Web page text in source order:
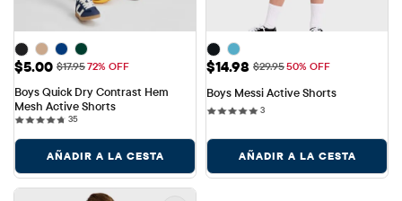
Precio de venta: $5.00
$5.00 Precio original: $17.95
$17.9572% OFF
Boys Quick Dry Contrast Hem
Mesh Active Shorts
3535 reviews
AÑADIR A LA CESTA
Precio de venta: $14.98
$14.98 Precio original: $29.95
$29.9550% OFF
Boys Messi Active Shorts
33 reviews
AÑADIR A LA CESTA